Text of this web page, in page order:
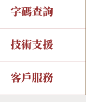
全字庫現況
專有名詞介紹
字碼查詢
部件查詢
注音查詢
技術支援
造字解決方案
客戶服務